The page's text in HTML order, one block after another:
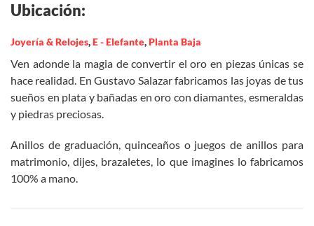
Ubicación:
Joyería & Relojes,E - Elefante,Planta Baja
Ven adonde la magia de convertir el oro en piezas únicas se
hace realidad. En Gustavo Salazar fabricamos las joyas de tus
sueños en plata y bañadas en oro con diamantes, esmeraldas
y piedras preciosas.
Anillos de graduación, quinceaños o juegos de anillos para
matrimonio, dijes, brazaletes, lo que imagines lo fabricamos
100% a mano.